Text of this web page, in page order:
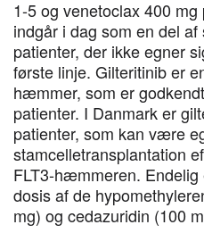
1-5 og venetoclax 400
indgår i dag som en del
patienter, der ikke egner
første linje. Gilteritinib er
hæmmer, som er
patienter. I Danmark er
patienter, som kan være
stamcelletransplantation
FLT3-hæmmeren.
dosis af de
mg) og cedazuridin (100